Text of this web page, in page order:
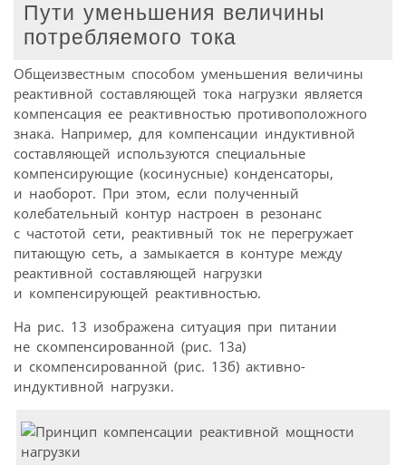
Пути уменьшения величины
потребляемого тока
Общеизвестным способом уменьшения величины
реактивной составляющей тока нагрузки является
компенсация ее реактивностью противоположного
знака. Например, для компенсации индуктивной
составляющей используются специальные
компенсирующие (косинусные) конденсаторы,
и наоборот. При этом, если полученный
колебательный контур настроен в резонанс
с частотой сети, реактивный ток не перегружает
питающую сеть, а замыкается в контуре между
реактивной составляющей нагрузки
и компенсирующей реактивностью.
На рис. 13 изображена ситуация при питании
не скомпенсированной (рис. 13а)
и скомпенсированной (рис. 13б) активно-
индуктивной нагрузки.